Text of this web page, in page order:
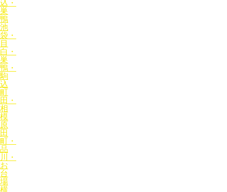
込・
巣
鴨
池
袋・
目
白・
巣
鴨・
駒
込
町
田・
相
模
原
田
町・
品
川・
お
台
場
横